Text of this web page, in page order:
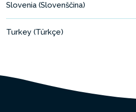
Slovenia (Slovenščina)
Turkey (Türkçe)